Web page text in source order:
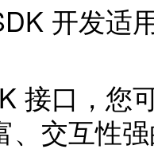
开发适
接口，您
、交互性